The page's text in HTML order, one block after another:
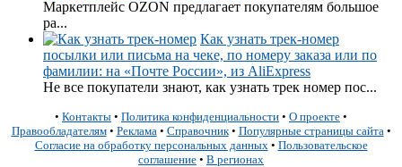
Маркетплейс OZON предлагает покупателям большое
ра...
Как узнать трек-номер
посылки или письма на чеке, по номеру заказа или по
фамилии: на «Почте России», из AliExpress
Не все покупатели знают, как узнать трек номер пос...
• Контакты • Политика конфиденциальности • О проекте •
Правообладателям• Реклама • Справочник• Популярные страницы сайта •
Согласие на обработку персональных данных • Пользовательское
соглашение • В регионах